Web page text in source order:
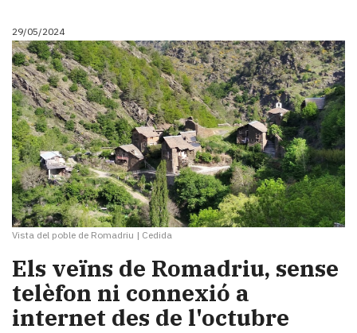
newsletter
del
Pallars
Contingut
patrocinat
Lo
més
llegit...
Editorial
29/05/2024
Vista del poble de Romadriu | Cedida
Els veïns de Romadriu, sense
telèfon ni connexió a
internet des de l'octubre